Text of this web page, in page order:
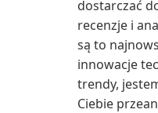
dostarczać
recenzje i
są to
innowacje
trendy,
Ciebie